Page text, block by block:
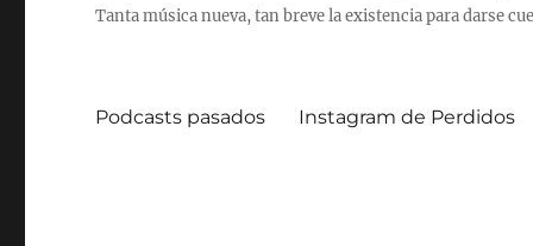
Tanta música nueva, tan breve la existencia para darse
Podcasts pasados Instagram de Perdidos